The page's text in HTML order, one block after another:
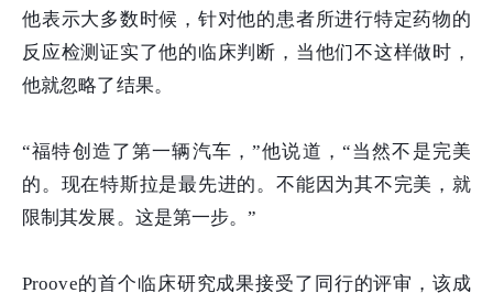
他表示大多数时候，针对他的患者所进行特定药物的
反应检测证实了他的临床判断，当他们不这样做时，
他就忽略了结果。
“福特创造了第一辆汽车，”他说道，“当然不是完美
的。现在特斯拉是最先进的。不能因为其不完美，就
限制其发展。这是第一步。”
Proove的首个临床研究成果接受了同行的评审，该成